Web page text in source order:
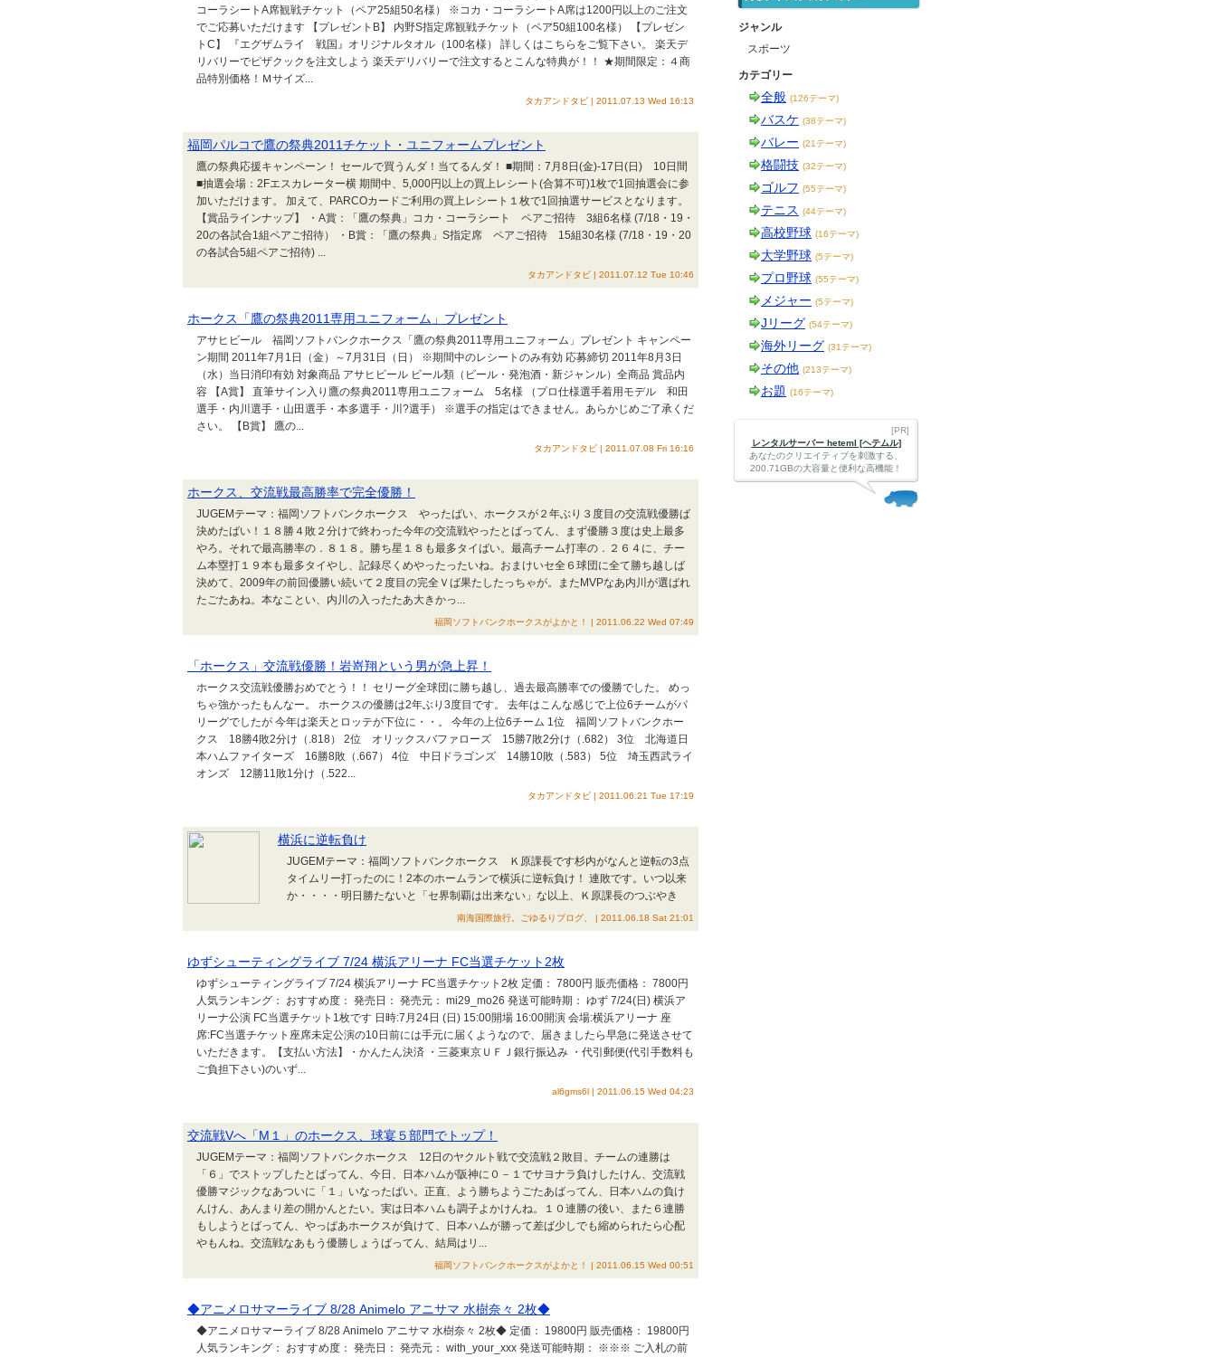
コーラシートA席観戦チケット（ペア25組50名様） ※コカ・コーラシートA席は1200円以上のご注文
でご応募いただけます 【プレゼントB】 内野S指定席観戦チケット（ペア50組100名様） 【プレゼン
トC】 『エグザムライ 戦国』オリジナルタオル（100名様） 詳しくはこちらをご覧下さい。 楽天デ
リバリーでピザクックを注文しよう 楽天デリバリーで注文するとこんな特典が！！ ★期間限定：４商
品特別価格！Ｍサイズ...
タカアンドタビ | 2011.07.13 Wed 16:13
福岡パルコで鷹の祭典2011チケット・ユニフォームプレゼント
鷹の祭典応援キャンペーン！ セールで買うんダ！当てるんダ！ ■期間：7月8日(金)-17日(日) 10日間
■抽選会場：2Fエスカレーター横 期間中、5,000円以上の買上レシート(合算不可)1枚で1回抽選会に参
加いただけます。 加えて、PARCOカードご利用の買上レシート１枚で1回抽選サービスとなります。
【賞品ラインナップ】 ・A賞：「鷹の祭典」コカ・コーラシート ペアご招待 3組6名様 (7/18・19・
20の各試合1組ペアご招待） ・B賞：「鷹の祭典」S指定席 ペアご招待 15組30名様 (7/18・19・20
の各試合5組ペアご招待) ...
タカアンドタビ | 2011.07.12 Tue 10:46
ホークス「鷹の祭典2011専用ユニフォーム」プレゼント
アサヒビール 福岡ソフトバンクホークス「鷹の祭典2011専用ユニフォーム」プレゼント キャンペー
ン期間 2011年7月1日（金）～7月31日（日） ※期間中のレシートのみ有効 応募締切 2011年8月3日
（水）当日消印有効 対象商品 アサヒビール ビール類（ビール・発泡酒・新ジャンル）全商品 賞品内
容 【A賞】 直筆サイン入り鷹の祭典2011専用ユニフォーム 5名様 （プロ仕様選手着用モデル 和田
選手・内川選手・山田選手・本多選手・川?選手） ※選手の指定はできません。あらかじめご了承くだ
さい。 【B賞】 鷹の...
タカアンドタビ | 2011.07.08 Fri 16:16
ホークス、交流戦最高勝率で完全優勝！
JUGEMテーマ：福岡ソフトバンクホークス やったばい、ホークスが２年ぶり３度目の交流戦優勝ば
決めたばい！１８勝４敗２分けで終わった今年の交流戦やったとばってん、まず優勝３度は史上最多
やろ。それで最高勝率の．８１８。勝ち星１８も最多タイばい。最高チーム打率の．２６４に、チー
ム本塁打１９本も最多タイやし、記録尽くめやったったいね。おまけいセ全６球団に全て勝ち越しば
決めて、2009年の前回優勝い続いて２度目の完全Ｖば果たしたっちゃが。またMVPなあ内川が選ばれ
たごたあね。本なことい、内川の入ったたあ大きかっ...
福岡ソフトバンクホークスがよかと！ | 2011.06.22 Wed 07:49
「ホークス」交流戦優勝！岩嵜翔という男が急上昇！
ホークス交流戦優勝おめでとう！！ セリーグ全球団に勝ち越し、過去最高勝率での優勝でした。 めっ
ちゃ強かったもんなー。 ホークスの優勝は2年ぶり3度目です。 去年はこんな感じで上位6チームがパ
リーグでしたが 今年は楽天とロッテが下位に・・。 今年の上位6チーム 1位 福岡ソフトバンクホー
クス 18勝4敗2分け（.818） 2位 オリックスバファローズ 15勝7敗2分け（.682） 3位 北海道日
本ハムファイターズ 16勝8敗（.667） 4位 中日ドラゴンズ 14勝10敗（.583） 5位 埼玉西武ライ
オンズ 12勝11敗1分け（.522...
タカアンドタビ | 2011.06.21 Tue 17:19
横浜に逆転負け
JUGEMテーマ：福岡ソフトバンクホークス Ｋ原課長です杉内がなんと逆転の3点
タイムリー打ったのに！2本のホームランで横浜に逆転負け！ 連敗です。いつ以来
か・・・・明日勝たないと「セ界制覇は出来ない」な以上、Ｋ原課長のつぶやき
南海国際旅行。ごゆるりブログ、 | 2011.06.18 Sat 21:01
ゆずシューティングライブ 7/24 横浜アリーナ FC当選チケット2枚
ゆずシューティングライブ 7/24 横浜アリーナ FC当選チケット2枚 定価： 7800円 販売価格： 7800円
人気ランキング： おすすめ度： 発売日： 発売元： mi29_mo26 発送可能時期： ゆず 7/24(日) 横浜ア
リーナ公演 FC当選チケット1枚です 日時:7月24日 (日) 15:00開場 16:00開演 会場:横浜アリーナ 座
席:FC当選チケット座席未定公演の10日前には手元に届くようなので、届きましたら早急に発送させて
いただきます。【支払い方法】・かんたん決済 ・三菱東京ＵＦＪ銀行振込み ・代引郵便(代引手数料も
ご負担下さい)のいず...
al6gms6l | 2011.06.15 Wed 04:23
交流戦Vへ「M１」のホークス、球宴５部門でトップ！
JUGEMテーマ：福岡ソフトバンクホークス 12日のヤクルト戦で交流戦２敗目。チームの連勝は
「６」でストップしたとばってん、今日、日本ハムが阪神に０－１でサヨナラ負けしたけん、交流戦
優勝マジックなあついに「１」いなったばい。正直、よう勝ちようごたあばってん、日本ハムの負け
んけん、あんまり差の開かんとたい。実は日本ハムも調子よかけんね。１０連勝の後い、また６連勝
もしようとばってん、やっぱあホークスが負けて、日本ハムが勝って差ば少しでも縮められたら心配
やもんね。交流戦なあもう優勝しょうばってん、結局はリ...
福岡ソフトバンクホークスがよかと！ | 2011.06.15 Wed 00:51
◆アニメロサマーライブ 8/28 Animelo アニサマ 水樹奈々 2枚◆
◆アニメロサマーライブ 8/28 Animelo アニサマ 水樹奈々 2枚◆ 定価： 19800円 販売価格： 19800円
人気ランキング： おすすめ度： 発売日： 発売元： with_your_xxx 発送可能時期： ※※※ ご入札の前
ジャンル
スポーツ
カテゴリー
全般 (126テーマ)
バスケ (38テーマ)
バレー (21テーマ)
格闘技 (32テーマ)
ゴルフ (55テーマ)
テニス (44テーマ)
高校野球 (16テーマ)
大学野球 (5テーマ)
プロ野球 (55テーマ)
メジャー (5テーマ)
Jリーグ (54テーマ)
海外リーグ (31テーマ)
その他 (213テーマ)
お題 (16テーマ)
[PR]
レンタルサーバー heteml [ヘテムル]
あなたのクリエイティブを刺激する、
200.71GBの大容量と便利な高機能！